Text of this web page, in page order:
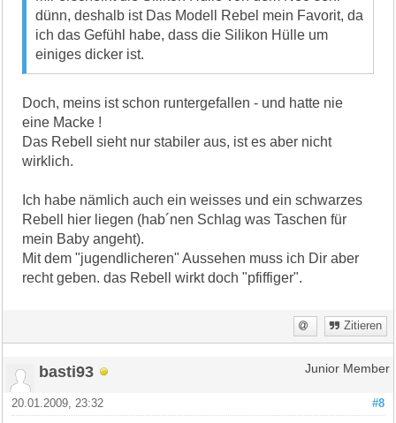
dünn, deshalb ist Das Modell Rebel mein Favorit, da
ich das Gefühl habe, dass die Silikon Hülle um
einiges dicker ist.
Doch, meins ist schon runtergefallen - und hatte nie
eine Macke !
Das Rebell sieht nur stabiler aus, ist es aber nicht
wirklich.
Ich habe nämlich auch ein weisses und ein schwarzes
Rebell hier liegen (hab´nen Schlag was Taschen für
mein Baby angeht).
Mit dem "jugendlicheren" Aussehen muss ich Dir aber
recht geben. das Rebell wirkt doch "pfiffiger".
Zitieren
basti93 Junior Member
#8
20.01.2009, 23:32